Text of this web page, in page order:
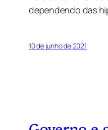
dependendo das
10 de junho de 2021